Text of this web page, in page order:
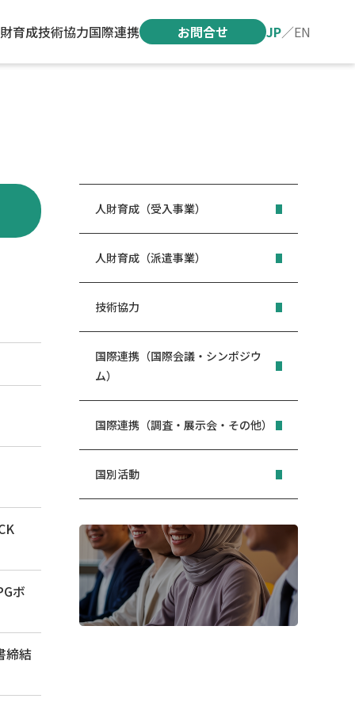
育成技術協力国際連携 お問合せ JP／EN
ボ
締結
人財育成（受入事業）
人財育成（派遣事業）
技術協力
国際連携（国際会議・シンポジウ
ム）
国際連携（調査・展示会・その他）
国別活動